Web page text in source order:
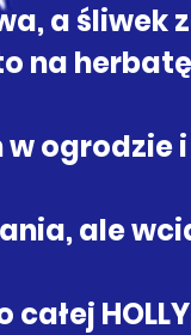
a śliwek
na
ogrodzie i
ale